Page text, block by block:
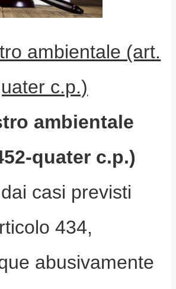
ambientale (art.
c.p.)
ambientale
quater c.p.)
casi previsti
434,
abusivamente